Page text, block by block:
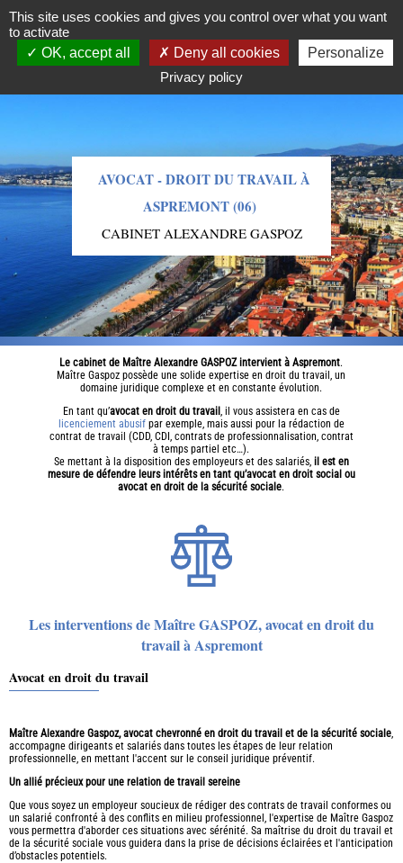
09.86.16.78.81
AVOCAT - DROIT DU TRAVAIL À
ASPREMONT (06)
CABINET ALEXANDRE GASPOZ
Le cabinet de Maître Alexandre GASPOZ intervient à Aspremont.
Maître Gaspoz possède une solide expertise en droit du travail, un
domaine juridique complexe et en constante évolution.
En tant qu’avocat en droit du travail , il vous assistera en cas de
licenciement abusifpar exemple, mais aussi pour la rédaction de
contrat de travail (CDD, CDI, contrats de professionnalisation, contrat
à temps partiel etc…).
Se mettant à la disposition des employeurs et des salariés, il est en
mesure de défendre leurs intérêts en tant qu’avocat en droit social ou
avocat en droit de la sécurité sociale.
Les interventions de Maître GASPOZ, avocat en droit du
travail à Aspremont
Avocat en droit du travail
Maître Alexandre Gaspoz, avocat chevronné en droit du travail et de la sécurité sociale
accompagne dirigeants et salariés dans toutes les étapes de leur relation
professionnelle, en mettant l'accent sur le conseil juridique préventif.
Un allié précieux pour une relation de travail sereine
Que vous soyez un employeur soucieux de rédiger des contrats de travail conformes ou
un salarié confronté à des conflits en milieu professionnel, l'expertise de Maître Gaspoz
vous permettra d'aborder ces situations avec sérénité. Sa maîtrise du droit du travail et
de la sécurité sociale vous guidera dans la prise de décisions éclairées et l'anticipation
d’obstacles potentiels.
This site uses cookies and gives you control over what you want
to activate
OK, accept all
Deny all cookies
Personalize
Privacy policy